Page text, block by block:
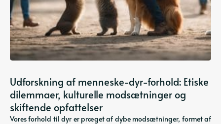
Udforskning af menneske-dyr-forhold: Etiske
dilemmaer, kulturelle modsætninger og
skiftende opfattelser
Vores forhold til dyr er præget af dybe modsætninger, formet af